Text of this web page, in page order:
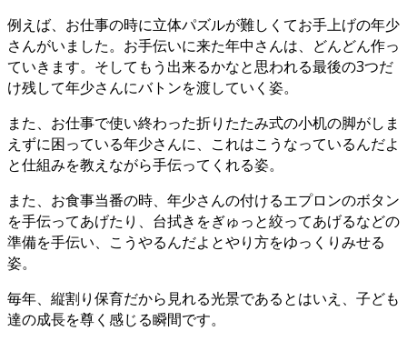
例えば、お仕事の時に立体パズルが難しくてお手上げの年少
さんがいました。お手伝いに来た年中さんは、どんどん作っ
ていきます。そしてもう出来るかなと思われる最後の3つだ
け残して年少さんにバトンを渡していく姿。
また、お仕事で使い終わった折りたたみ式の小机の脚がしま
えずに困っている年少さんに、これはこうなっているんだよ
と仕組みを教えながら手伝ってくれる姿。
また、お食事当番の時、年少さんの付けるエプロンのボタン
を手伝ってあげたり、台拭きをぎゅっと絞ってあげるなどの
準備を手伝い、こうやるんだよとやり方をゆっくりみせる
姿。
毎年、縦割り保育だから見れる光景であるとはいえ、子ども
達の成長を尊く感じる瞬間です。